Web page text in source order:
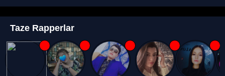
Taze Rapperlar